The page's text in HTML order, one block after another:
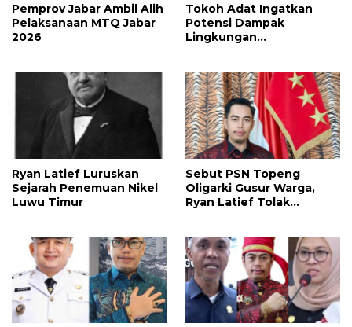
Pemprov Jabar Ambil Alih
Pelaksanaan MTQ Jabar
2026
Tokoh Adat Ingatkan
Potensi Dampak
Lingkungan
Luwu Timur
Ryan Latief Luruskan
Sejarah Penemuan Nikel
Luwu Timur
Sebut PSN Topeng
Oligarki Gusur Warga,
Ryan Latief Tolak